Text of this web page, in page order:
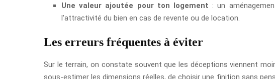
Une valeur ajoutée pour ton logement : un
l’attractivité du bien en cas de revente ou de location.
Les erreurs fréquentes à éviter
Sur le terrain, on constate souvent que les déceptions viennent
sous-estimer les dimensions réelles, de choisir une finition sans